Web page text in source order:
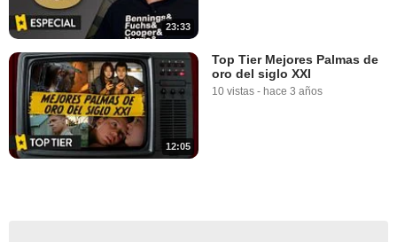
23:33
12:05
Top Tier Mejores Palmas de
oro del siglo XXI
10 vistas - hace 3 años